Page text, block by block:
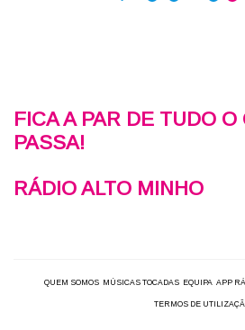
FICA A PAR DE TUDO O
PASSA!
RÁDIO ALTO MINHO
QUEM SOMOS MÚSICAS TOCADAS EQUIPA APP
TERMOS DE